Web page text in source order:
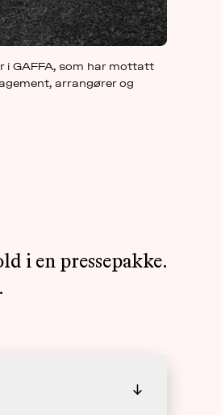
i GAFFA, som har mottatt
arrangører og
i en pressepakke.
↓